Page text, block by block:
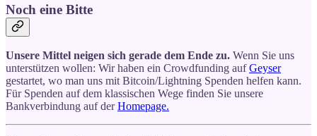
Noch eine Bitte
Unsere Mittel neigen sich gerade dem Ende zu. Wenn Sie uns
unterstützen wollen: Wir haben ein Crowdfunding aufGeyser
gestartet, wo man uns mit Bitcoin/Lightning Spenden helfen kann.
Für Spenden auf dem klassischen Wege finden Sie unsere
Bankverbindung auf derHomepage.